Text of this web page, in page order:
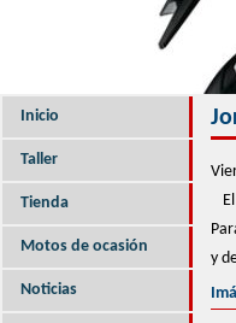
Inicio
Taller
Tienda
Motos de ocasión
Noticias
y